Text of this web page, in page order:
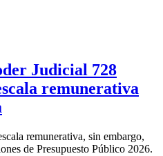
Judicial 728
remunerativa
remunerativa, sin embargo,
de Presupuesto Público 2026.